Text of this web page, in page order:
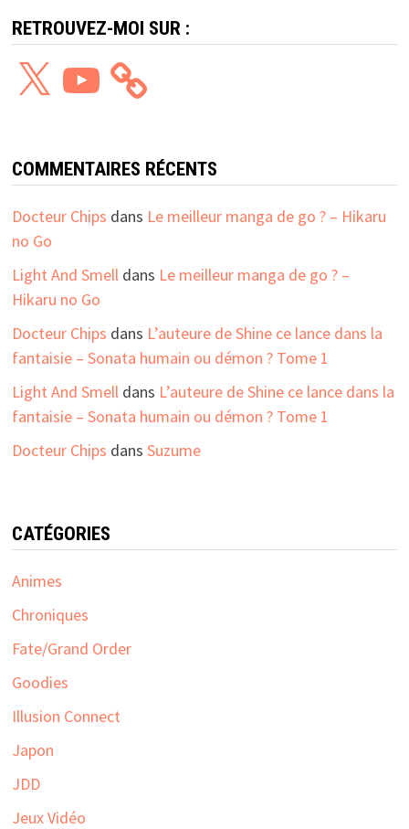
RETROUVEZ-MOI SUR :
YouTube
COMMENTAIRES RÉCENTS
Docteur Chips dans Le meilleur manga de go ? – Hikaru
no Go
Light And Smelldans Le meilleur manga de go ? –
Hikaru no Go
Docteur Chips dans L’auteure de Shine ce lance dans la
fantaisie – Sonata humain ou démon ? Tome 1
Light And Smelldans L’auteure de Shine ce lance dans la
fantaisie – Sonata humain ou démon ? Tome 1
Docteur Chips dans Suzume
CATÉGORIES
Animes
Chroniques
Fate/Grand Order
Goodies
Illusion Connect
Japon
JDD
Jeux Vidéo